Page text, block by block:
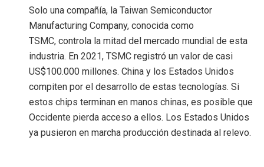
Solo una compañía, la Taiwan Semiconductor
Manufacturing Company, conocida como
TSMC, controla la mitad del mercado mundial de esta
industria. En 2021, TSMC registró un valor de casi
US$100.000 millones. China y los Estados Unidos
compiten por el desarrollo de estas tecnologías. Si
estos chips terminan en manos chinas, es posible que
Occidente pierda acceso a ellos. Los Estados Unidos
ya pusieron en marcha producción destinada al relevo.